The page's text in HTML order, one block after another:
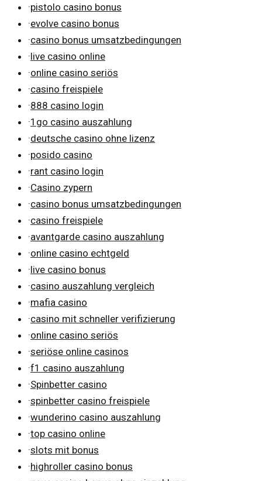
·pistolo casino bonus
·evolve casino bonus
·casino bonus umsatzbedingungen
·live casino online
·online casino seriös
·casino freispiele
·888 casino login
·1go casino auszahlung
·deutsche casino ohne lizenz
·posido casino
·rant casino login
·Casino zypern
·casino bonus umsatzbedingungen
·casino freispiele
·avantgarde casino auszahlung
·online casino echtgeld
·live casino bonus
·casino auszahlung vergleich
·mafia casino
·casino mit schneller verifizierung
·online casino seriös
·seriöse online casinos
·f1 casino auszahlung
·Spinbetter casino
·spinbetter casino freispiele
·wunderino casino auszahlung
·top casino online
·slots mit bonus
·highroller casino bonus